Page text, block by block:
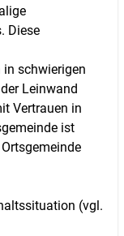
Diese
in schwierigen
Leinwand
Vertrauen in
ist
(vgl.